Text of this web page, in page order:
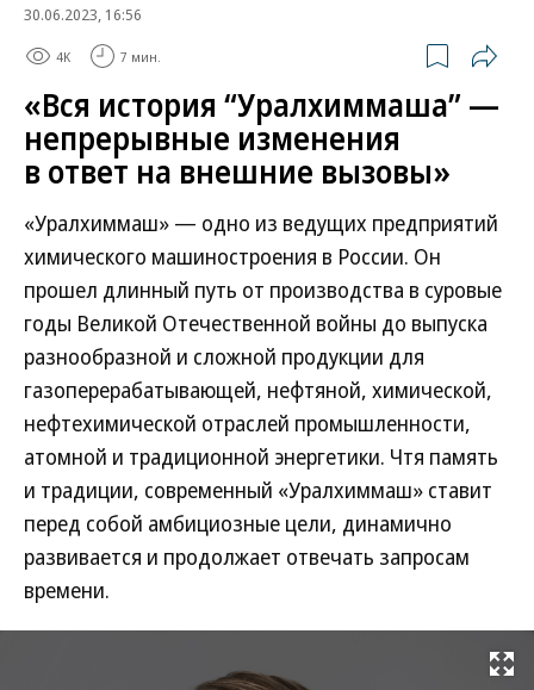
30.06.2023, 16:56
4K 7 мин.
«Вся история “Уралхиммаша” —
непрерывные изменения
в ответ на внешние вызовы»
«Уралхиммаш» — одно из ведущих предприятий
химического машиностроения в России. Он
прошел длинный путь от производства в суровые
годы Великой Отечественной войны до выпуска
разнообразной и сложной продукции для
газоперерабатывающей, нефтяной, химической,
нефтехимической отраслей промышленности,
атомной и традиционной энергетики. Чтя память
и традиции, современный «Уралхиммаш» ставит
перед собой амбициозные цели, динамично
развивается и продолжает отвечать запросам
времени.
Развернуть